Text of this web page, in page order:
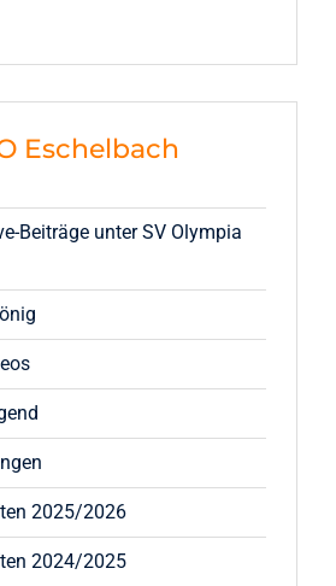
Eschelbach
Beiträge unter SV Olympia
2025/2026
2024/2025